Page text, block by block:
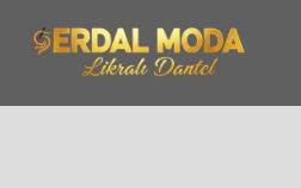
İçeriğe
atla